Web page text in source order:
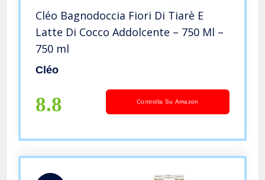
Cléo Bagnodoccia Fiori Di Tiarè E
Latte Di Cocco Addolcente – 750 Ml –
750 ml
Cléo
8.8 Controlla Su Amazon